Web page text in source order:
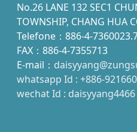
No.26 LANE 132 SEC1
TOWNSHIP, CHANG HUA
Telefone：886-4-
FAX：886-4-7355713
E-mail：
whatsapp Id : +886-
wechat Id : daisyyang4466